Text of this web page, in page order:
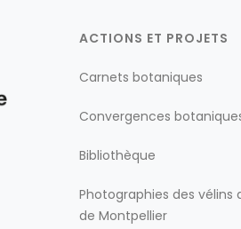
ACTIONS ET PROJETS
Carnets botaniques
Convergences
Bibliothèque
Photographies des vélins
de Montpellier